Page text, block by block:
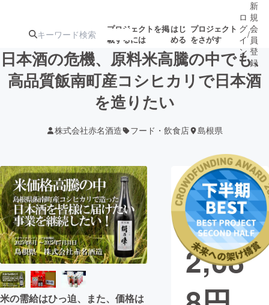
プロジェクトを掲
載するには
はじ
める
プロジェクト
をさがす
注目の新着プロ
ジェクト
募集終了が近いプ
音楽
テクノロジー・ガジェット ゲーム・サ
映像・映画 書籍・雑誌
ビジネス・起業 チャレンジ
まちづくり・地域活性化
ロ
グ
イ
ン
/
新
規
会
員
登
録
日本酒の危機、原料米高騰の中でも、
高品質飯南町産コシヒカリで日本酒
を造りたい
株式会社赤名酒造 フード・飲食店 島根県
米の需給はひっ迫、また、価格は
現在の支援総
額
3,77
2,68